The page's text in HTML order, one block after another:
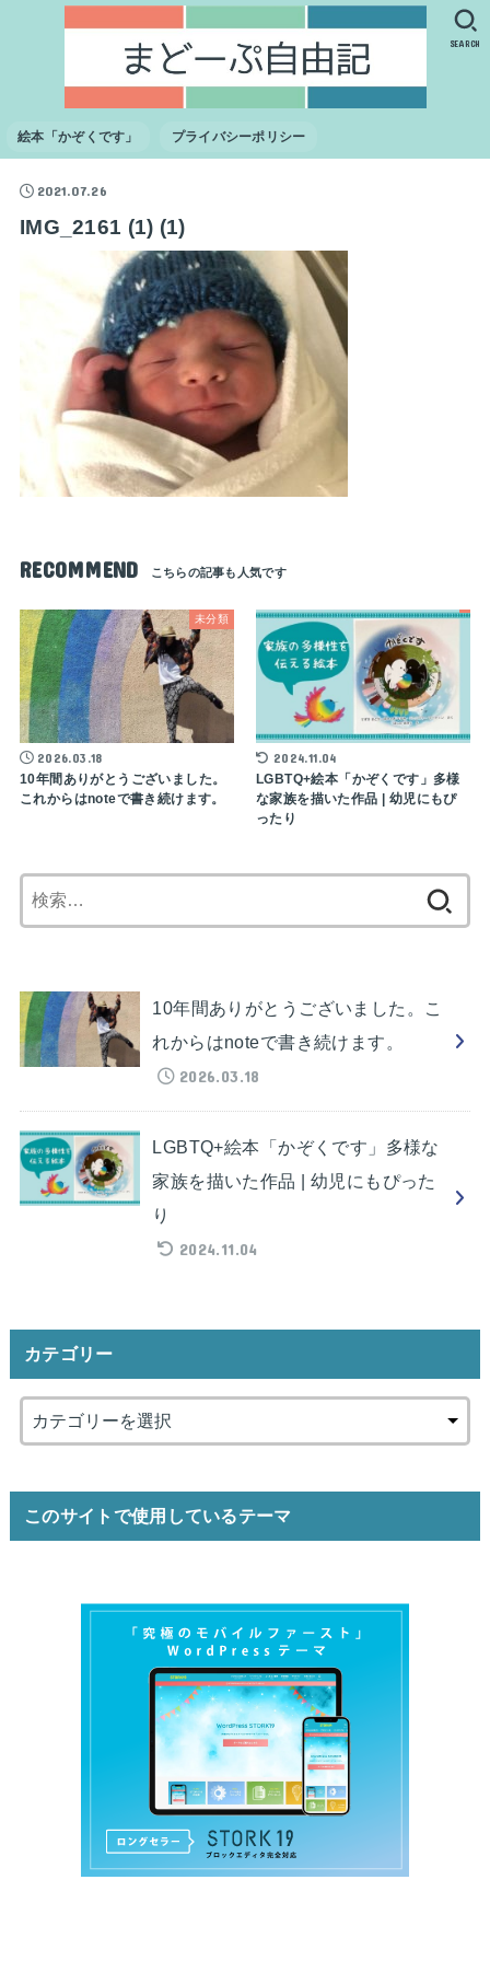
絵本「かぞくです」 プライバシーポリシー
SEARCH
2021.07.26
IMG_2161 (1) (1)
RECOMMEND
未分類
2026.03.18
10年間ありがとうございました。
これからはnoteで書き続けます。
2024.11.04
LGBTQ+絵本「かぞくです」多様
な家族を描いた作品 | 幼児にもぴ
ったり
索:
10年間ありがとうございました。こ
れからはnoteで書き続けます。
2026.03.18
LGBTQ+絵本「かぞくです」多様な
家族を描いた作品 | 幼児にもぴった
り
2024.11.04
カテゴリー
このサイトで使用しているテーマ